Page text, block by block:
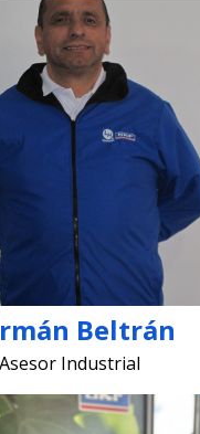
@lugohermanos.com
Beltrán
Asesor Industrial